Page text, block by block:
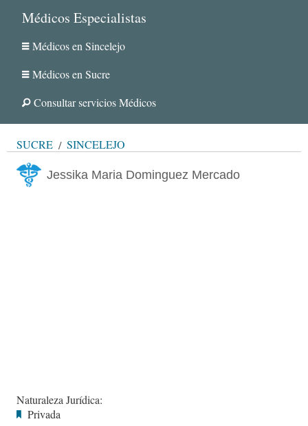
Médicos Especialistas
Médicos en Sincelejo
Médicos en Sucre
Consultar servicios Médicos
SUCRE SINCELEJO
Jessika Maria Dominguez Mercado
Naturaleza Jurídica:
Privada